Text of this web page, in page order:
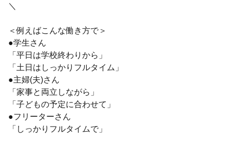
＼
＜例えばこんな働き方で＞
●学生さん
「平日は学校終わりから」
「土日はしっかりフルタイム」
●主婦(夫)さん
「家事と両立しながら」
「子どもの予定に合わせて」
●フリーターさん
「しっかりフルタイムで」